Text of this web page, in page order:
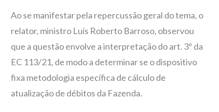
Ao se manifestar pela repercussão geral do tema, o
relator, ministro Luís Roberto Barroso, observou
que a questão envolve a interpretação do art. 3º da
EC 113/21, de modo a determinar se o dispositivo
fixa metodologia específica de cálculo de
atualização de débitos da Fazenda.